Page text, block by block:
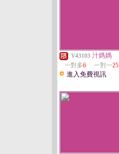
V43103 汁媽媽
一對多6 一對一25
進入免費視訊